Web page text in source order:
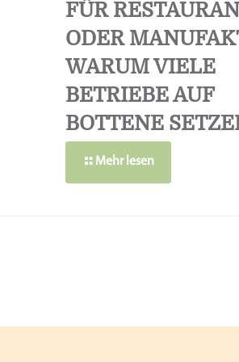
FÜR
ODER
WARUM VIELE
BETRIEBE AUF
BOTTENE
Mehr lesen